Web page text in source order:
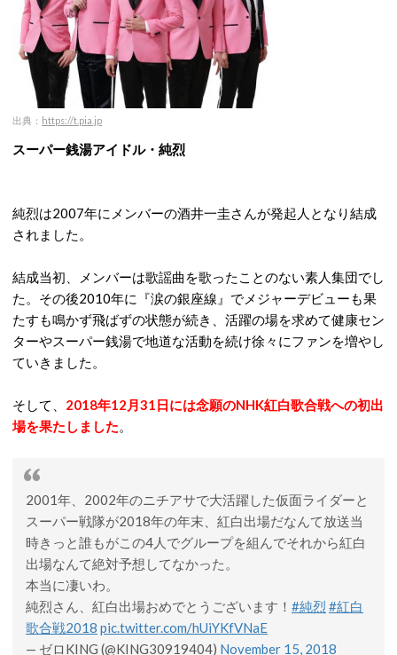
出典： https://t.pia.jp
スーパー銭湯アイドル・純烈
純烈は2007年にメンバーの酒井一圭さんが発起人となり結成
されました。
結成当初、メンバーは歌謡曲を歌ったことのない素人集団でし
た。その後2010年に『涙の銀座線』でメジャーデビューも果
たすも鳴かず飛ばずの状態が続き、活躍の場を求めて健康セン
ターやスーパー銭湯で地道な活動を続け徐々にファンを増やし
ていきました。
そして、 2018年12月31日には念願のNHK紅白歌合戦への初出
場を果たしました。
2001年、2002年のニチアサで大活躍した仮面ライダーと
スーパー戦隊が2018年の年末、紅白出場だなんて放送当
時きっと誰もがこの4人でグループを組んでそれから紅白
出場なんて絶対予想してなかった。
本当に凄いわ。
純烈さん、紅白出場おめでとうございます！ #純烈 #紅白
歌合戦2018 pic.twitter.com/hUiYKfVNaE
— ゼロKING (@KING30919404) November 15, 2018